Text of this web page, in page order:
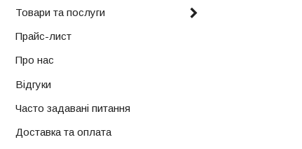
Товари та послуги
Прайс-лист
Про нас
Відгуки
Часто задавані питання
Доставка та оплата